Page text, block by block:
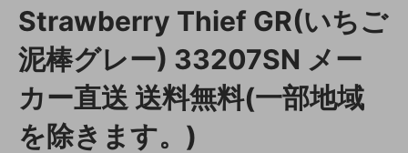
Strawberry Thief GR(いちご
泥棒グレー) 33207SN メー
カー直送 送料無料(一部地域
を除きます。)